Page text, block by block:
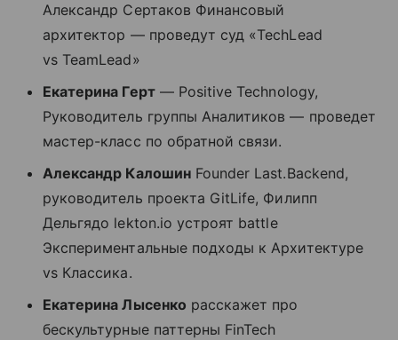
Александр Cертаков Финансовый
архитектор — проведут суд «TechLead
vs TeamLead»
Екатерина Герт— Positive Technology,
Руководитель группы Аналитиков — проведет
мастер-класс по обратной связи.
Александр КалошинFounder Last.Backend,
руководитель проекта GitLife, Филипп
Дельгядо lekton.io устроят battle
Экспериментальные подходы к Архитектуре
vs Классика.
Екатерина Лысенко расскажет про
бескультурные паттерны FinTech